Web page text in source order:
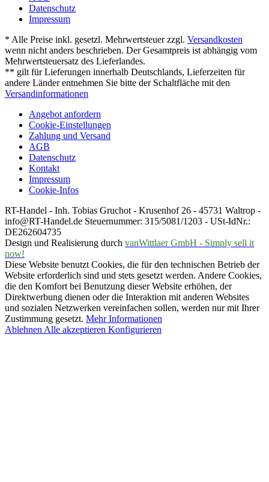
Datenschutz
Impressum
* Alle Preise inkl. gesetzl. Mehrwertsteuer zzgl. Versandkosten
wenn nicht anders beschrieben. Der Gesamtpreis ist abhängig vom
Mehrwertsteuersatz des Lieferlandes.
** gilt für Lieferungen innerhalb Deutschlands, Lieferzeiten für
andere Länder entnehmen Sie bitte der Schaltfläche mit den
Versandinformationen
Angebot anfordern
Cookie-Einstellungen
Zahlung und Versand
AGB
Datenschutz
Kontakt
Impressum
Cookie-Infos
RT-Handel - Inh. Tobias Gruchot - Krusenhof 26 - 45731 Waltrop -
info@RT-Handel.de Steuernummer: 315/5081/1203 - USt-IdNr.:
DE262604735
Design und Realisierung durch vanWittlaer GmbH - Simply sell it
now!
Diese Website benutzt Cookies, die für den technischen Betrieb der
Website erforderlich sind und stets gesetzt werden. Andere Cookies,
die den Komfort bei Benutzung dieser Website erhöhen, der
Direktwerbung dienen oder die Interaktion mit anderen Websites
und sozialen Netzwerken vereinfachen sollen, werden nur mit Ihrer
Zustimmung gesetzt. Mehr Informationen
Ablehnen Alle akzeptieren Konfigurieren